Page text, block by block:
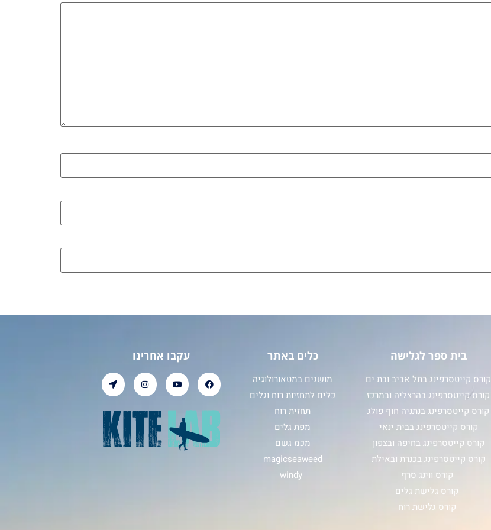
בית ספר לגלישה
קורס קייטסרפינג בתל אביב ובת ים
קורס קייטסרפינג בהרצליה ובמרכז
קורס קייטסרפינג בנתניה חוף פולג
קורס קייטסרפינג בבית ינאי
קורס קייטסרפינג בחיפה ובצפון
קורס קייטסרפינג בכנרת ובאילת
קורס ווינג סרף
קורס גלישת גלים
קורס גלישת רוח
כלים באתר
מושגים במטאורולוגיה
כלים לתחזיות רוח וגלים
תחזית רוח
מפת גלים
מכמ גשם
magicseaweed
windy
עקבו אחרינו